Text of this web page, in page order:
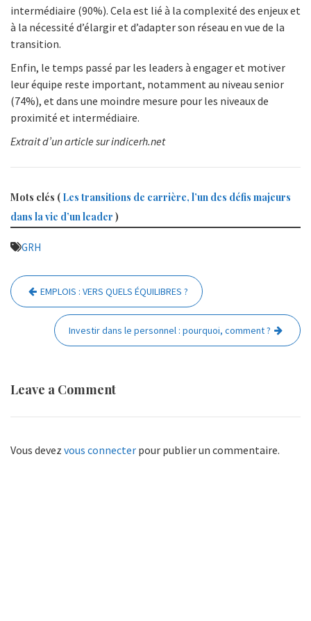
intermédiaire (90%). Cela est lié à la complexité des enjeux et
à la nécessité d’élargir et d’adapter son réseau en vue de la
transition.
Enfin, le temps passé par les leaders à engager et motiver
leur équipe reste important, notamment au niveau senior
(74%), et dans une moindre mesure pour les niveaux de
proximité et intermédiaire.
Extrait d’un article sur indicerh.net
Mots clés ( Les transitions de carrière, l’un des défis majeurs
dans la vie d’un leader )
GRH
Navigation
de
l’article
EMPLOIS : VERS QUELS ÉQUILIBRES ?
Investir dans le personnel : pourquoi, comment ?
Leave a Comment
Vous devez vous connecter pour publier un commentaire.